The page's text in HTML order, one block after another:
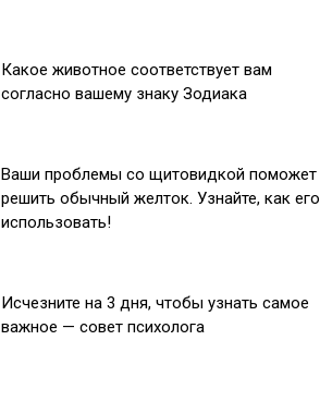
Какое животное соответствует вам
согласно вашему знаку Зодиака
Ваши проблемы со щитовидкой поможет
решить обычный желток. Узнайте, как его
использовать!
Исчезните на 3 дня, чтобы узнать самое
важное — совет психолога